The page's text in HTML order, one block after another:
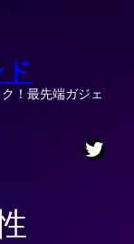
！最先端ガジェ